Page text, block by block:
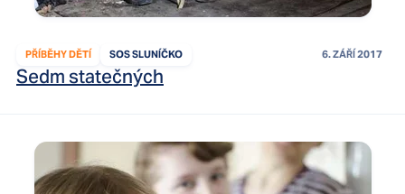
PŘÍBĚHY DĚTÍ SOS SLUNÍČKO 6. ZÁŘÍ 2017
Sedm statečných